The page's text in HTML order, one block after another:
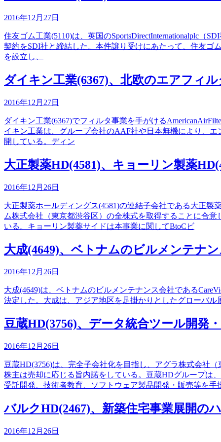
2016年12月27日
住友ゴム工業(5110)は、英国のSportsDirectInternationalplc
契約をSDI社と締結した。本件譲り受けにあたって、住友ゴ
を設立し、
ダイキン工業(6367)、北欧のエアフィ
2016年12月27日
ダイキン工業(6367)でフィルタ事業を手がける
イキン工業は、グループ会社のAAF社や日本無機により、
開している。ディン
大正製薬HD(4581)、キョーリン製薬
2016年12月26日
大正製薬ホールディングス(4581)の連結子会社である大正
ム株式会社（東京都渋谷区）の全株式を取得することに合
いる。キョーリン製薬サイドは本事業に関してBtoCビ
大成(4649)、ベトナムのビルメンテナ
2016年12月26日
大成(4649)は、ベトナムのビルメンテナンス会社である
決定した。大成は、アジア地区を足掛かりとしたグローバル
豆蔵HD(3756)、データ統合ツール開発
2016年12月26日
豆蔵HD(3756)は、完全子会社化を目指し、アグラ株式会社
株主は売却に応じる旨内諾をしている。豆蔵HDグループは
受託開発、技術者教育、ソフトウェア製品開発・販売等を手
バルクHD(2467)、新築住宅事業展開の
2016年12月26日